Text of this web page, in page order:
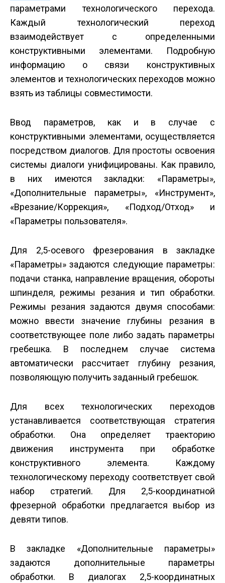
параметрами технологического перехода.
Каждый технологический переход
взаимодействует с определенными
конструктивными элементами. Подробную
информацию о связи конструктивных
элементов и технологических переходов можно
взять из таблицы совместимости.
Ввод параметров, как и в случае с
конструктивными элементами, осуществляется
посредством диалогов. Для простоты освоения
системы диалоги унифицированы. Как правило,
в них имеются закладки: «Параметры»,
«Дополнительные параметры», «Инструмент»,
«Врезание/Коррекция», «Подход/Отход» и
«Параметры пользователя».
Для 2,5-осевого фрезерования в закладке
«Параметры» задаются следующие параметры:
подачи станка, направление вращения, обороты
шпинделя, режимы резания и тип обработки.
Режимы резания задаются двумя способами:
можно ввести значение глубины резания в
соответствующее поле либо задать параметры
гребешка. В последнем случае система
автоматически рассчитает глубину резания,
позволяющую получить заданный гребешок.
Для всех технологических переходов
устанавливается соответствующая стратегия
обработки. Она определяет траекторию
движения инструмента при обработке
конструктивного элемента. Каждому
технологическому переходу соответствует свой
набор стратегий. Для 2,5-координатной
фрезерной обработки предлагается выбор из
девяти типов.
В закладке «Дополнительные параметры»
задаются дополнительные параметры
обработки. В диалогах 2,5-координатных